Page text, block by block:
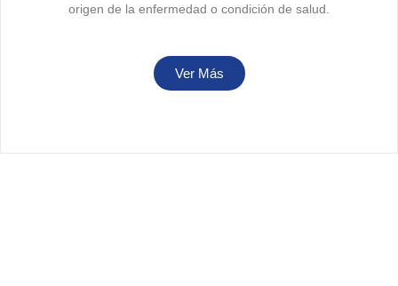
origen de la enfermedad o condición de salud.​
Ver Más